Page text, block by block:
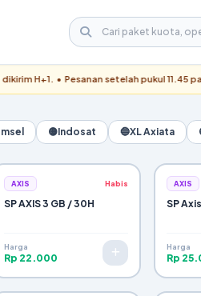
H+1. • Pesanan setelah pukul
🟡Indosat 🔵XL Axiata
AXIS Habis
SP AXIS 3 GB / 30H
Harga
Rp 22.000
AXIS
SP
Harga
Rp